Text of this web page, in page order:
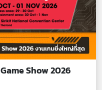
Show 2026